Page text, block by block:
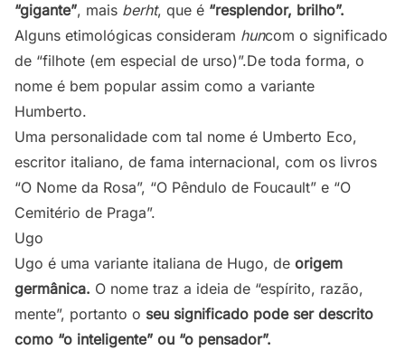
“gigante”, mais berht, que é “resplendor, brilho”.
Alguns etimológicas consideram huncom o significado
de “filhote (em especial de urso)”.De toda forma, o
nome é bem popular assim como a variante
Humberto.
Uma personalidade com tal nome é Umberto Eco,
escritor italiano, de fama internacional, com os livros
“O Nome da Rosa”, “O Pêndulo de Foucault” e “O
Cemitério de Praga”.
Ugo
Ugo é uma variante italiana de Hugo, de origem
germânica. O nome traz a ideia de “espírito, razão,
mente”, portanto o seu significado pode ser descrito
como “o inteligente” ou “o pensador”.